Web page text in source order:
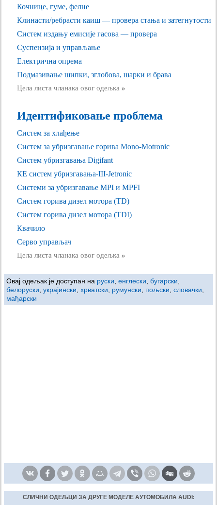
Кочнице, гуме, фелне
Клинасти/ребрасти каиш — провера стања и затегнутости
Систем издању емисије гасова — провера
Суспензија и управљање
Електрична опрема
Подмазивање шипки, зглобова, шарки и брава
Цела листа чланака овог одељка »
Идентификовање проблема
Систем за хлађење
Систем за убризгавање горива Mono-Motronic
Систем убризгавања Digifant
КЕ систем убризгавања-III-Jetronic
Системи за убризгавање MPI и MPFI
Систем горива дизел мотора (TD)
Систем горива дизел мотора (TDI)
Квачило
Серво управљач
Цела листа чланака овог одељка »
Овај одељак је доступан на руски енглески бугарски
белоруски украјински хрватски румунски пољски словачки
мађарски
СЛИЧНИ ОДЕЉЦИ ЗА ДРУГЕ МОДЕЛЕ АУТОМОБИЛА AUDI: